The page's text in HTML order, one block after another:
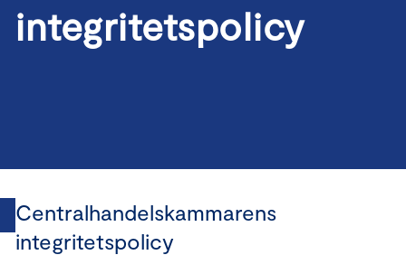
integritetspolicy
Centralhandelskammarens
integritetspolicy